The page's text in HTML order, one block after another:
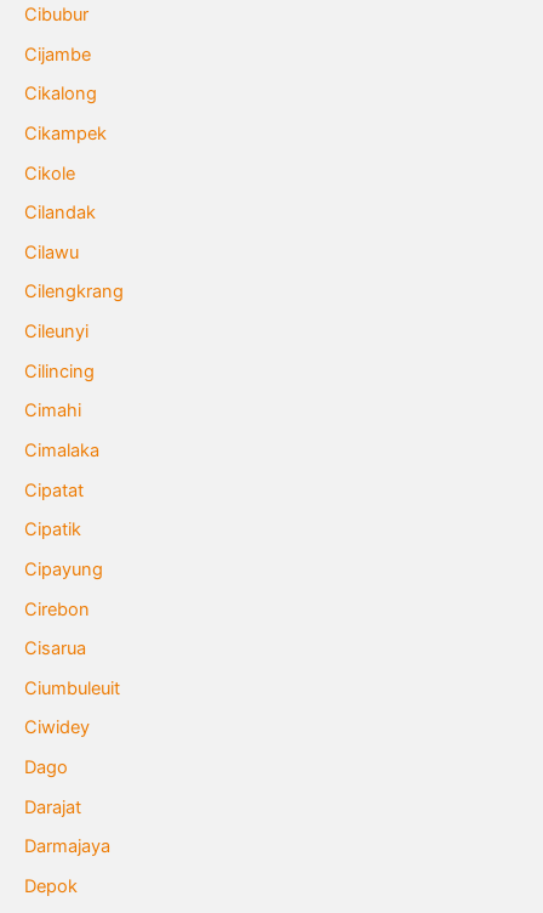
Cibubur
Cijambe
Cikalong
Cikampek
Cikole
Cilandak
Cilawu
Cilengkrang
Cileunyi
Cilincing
Cimahi
Cimalaka
Cipatat
Cipatik
Cipayung
Cirebon
Cisarua
Ciumbuleuit
Ciwidey
Dago
Darajat
Darmajaya
Depok